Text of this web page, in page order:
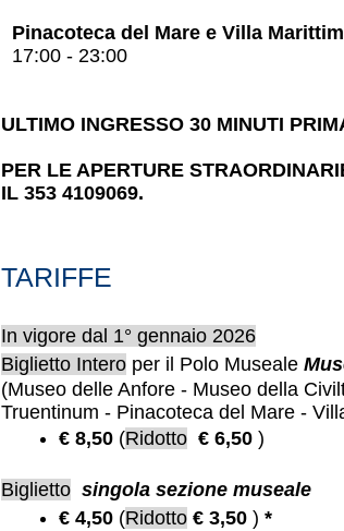
Pinacoteca del Mare e Villa
17:00 - 23:00
ULTIMO INGRESSO 30 MINUTI
PER LE APERTURE
IL 353 4109069.
TARIFFE
In vigore dal 1° gennaio 2026
Biglietto Intero per il Polo Museale
(Museo delle Anfore - Museo della
Truentinum - Pinacoteca del Mare -
€ 8,50 (Ridotto € 6,50 )
Biglietto singola sezione museale
€ 4,50 (Ridotto € 3,50 )*